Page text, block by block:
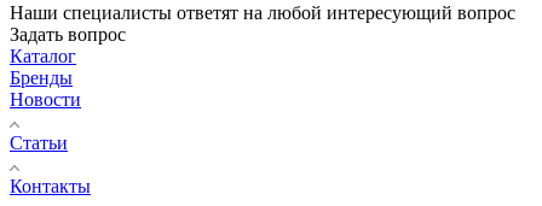
Наши специалисты ответят на любой интересующий вопрос
Задать вопрос
Каталог
Бренды
Новости
Статьи
Контакты